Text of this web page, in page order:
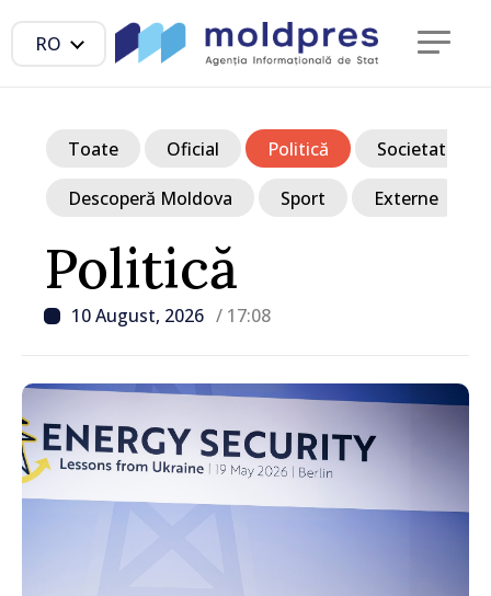
RO
Politică
10 August, 2026 / 17:08
Toate Oficial Politică Societate
Descoperă Moldova Sport Externe